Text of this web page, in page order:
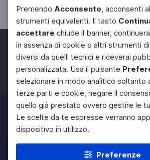
Premendo Acconsento, acconsenti
strumenti equivalenti. Il tasto
accettare chiude il banner,
in assenza di cookie o altri strumenti
diversi da quelli tecnici e riceverai
personalizzata. Usa il pulsante
selezionare in modo analitico soltanto
terze parti e cookie, negare il
quello già prestato ovvero gestire le
Le scelte da te espresse verranno
dispositivo in utilizzo.
Preferenze
Facebook Twitter